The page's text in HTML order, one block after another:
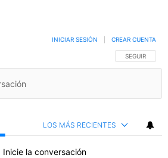
SIGA ESTA
SEGUIR
INICIAR SESIÓN CREAR CUENTA
LOS MÁS RECIENTES
Inicie la conversación